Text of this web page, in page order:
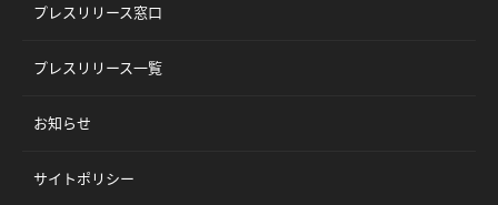
プレスリリース窓口
プレスリリース一覧
お知らせ
サイトポリシー